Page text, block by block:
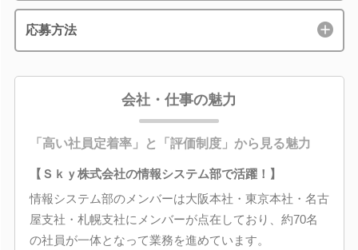
応募方法
会社・仕事の魅力
「高い社員定着率」と「評価制度」から見る魅力
【Ｓｋｙ株式会社の情報システム部で活躍！】
情報システム部のメンバーは大阪本社・東京本社・名古
屋支社・札幌支社にメンバーが点在しており、約70名
の社員が一体となって業務を進めています。